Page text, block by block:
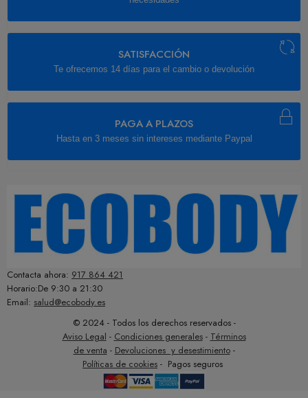
SATISFACCIÓN
Te ofrecemos 14 días para el cambio o devolución
PAGA A PLAZOS
Hasta en 3 meses sin intereses mediante Paypal
Contacta ahora: 917 864 421
Horario:De 9:30 a 21:30
Email: salud@ecobody.es
© 2024 - Todos los derechos reservados -
Aviso Legal - Condiciones generales- Términos
de venta - Devoluciones y desestimiento-
Políticas de cookies - Pagos seguros